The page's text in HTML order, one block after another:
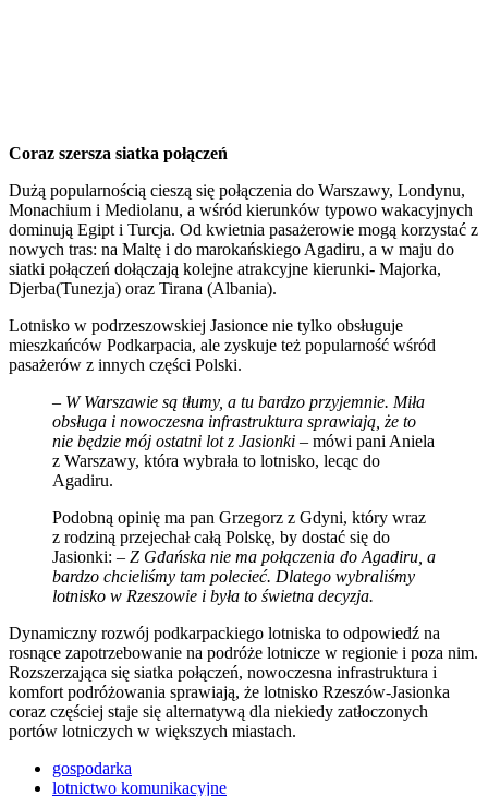
Coraz szersza siatka połączeń
Dużą popularnością cieszą się połączenia do Warszawy, Londynu,
Monachium i Mediolanu, a wśród kierunków typowo wakacyjnych
dominują Egipt i Turcja. Od kwietnia pasażerowie mogą korzystać z
nowych tras: na Maltę i do marokańskiego Agadiru, a w maju do
siatki połączeń dołączają kolejne atrakcyjne kierunki- Majorka,
Djerba(Tunezja) oraz Tirana (Albania).
Lotnisko w podrzeszowskiej Jasionce nie tylko obsługuje
mieszkańców Podkarpacia, ale zyskuje też popularność wśród
pasażerów z innych części Polski.
– W Warszawie są tłumy, a tu bardzo przyjemnie. Miła
obsługa i nowoczesna infrastruktura sprawiają, że to
nie będzie mój ostatni lot z Jasionki – mówi pani Aniela
z Warszawy, która wybrała to lotnisko, lecąc do
Agadiru.
Podobną opinię ma pan Grzegorz z Gdyni, który wraz
z rodziną przejechał całą Polskę, by dostać się do
Jasionki: – Z Gdańska nie ma połączenia do Agadiru, a
bardzo chcieliśmy tam polecieć. Dlatego wybraliśmy
lotnisko w Rzeszowie i była to świetna decyzja.
Dynamiczny rozwój podkarpackiego lotniska to odpowiedź na
rosnące zapotrzebowanie na podróże lotnicze w regionie i poza nim.
Rozszerzająca się siatka połączeń, nowoczesna infrastruktura i
komfort podróżowania sprawiają, że lotnisko Rzeszów-Jasionka
coraz częściej staje się alternatywą dla niekiedy zatłoczonych
portów lotniczych w większych miastach.
gospodarka
lotnictwo komunikacyjne